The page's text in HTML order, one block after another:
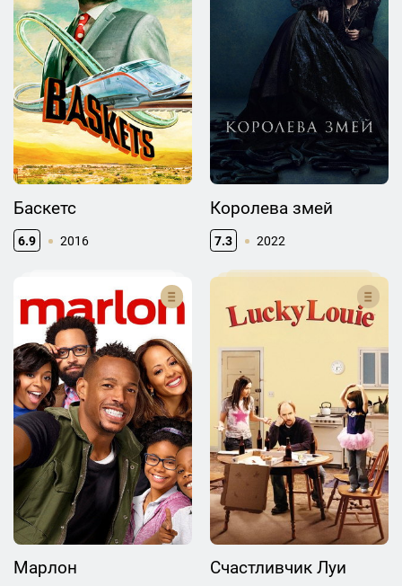
Баскетс
6.9 2016
Королева змей
7.3 2022
Марлон Счастливчик Луи